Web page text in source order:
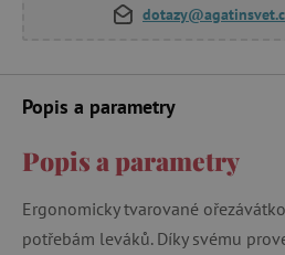
Popis a parametry
Popis a parametry
Ergonomicky tvarované
potřebám leváků. Díky svému